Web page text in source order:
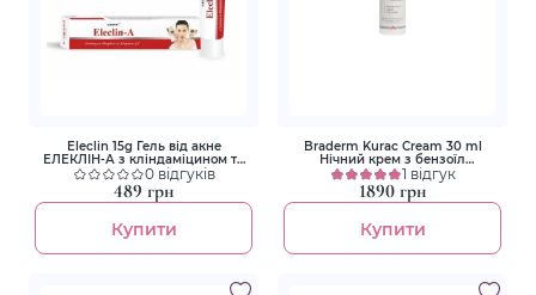
Eleclin 15g Гель від акне
ЕЛЕКЛІН-А з кліндаміцином та
адапаленом
0 відгуків
489 грн
Купити
Braderm Kurac Cream 30 ml
Нічний крем з бензоїл
пероксидом1 відгук
1890 грн
Купити